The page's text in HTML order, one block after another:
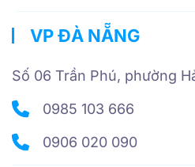
VP ĐÀ NẴNG
Số 06 Trần Phú, phường
0985 103 666
0906 020 090